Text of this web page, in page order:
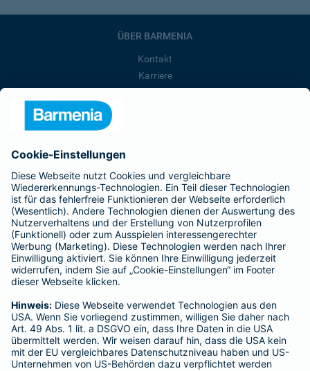
ÜBER BARMENIA
Kontakt
Karriere
Barmenia ist Teil der BarmeniaGothaer
BELIEBTE SEITEN
Kranken-Zusatzversicherung
Tierversicherungen
Haftpflichtversicherung
Hausratversicherung
Adresse ändern
Schaden melden
Kilometerstandsmeldung
Serviceübersicht